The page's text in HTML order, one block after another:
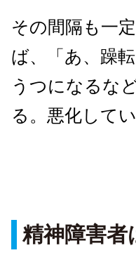
その間隔も一
ば、「あ、躁
うつになるな
る。悪化して
精神障害者